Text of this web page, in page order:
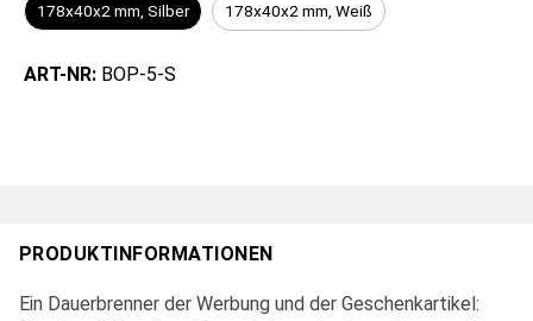
178x40x2 mm, Silber 178x40x2 mm, Weiß
ART-NR: BOP-5-S
PRODUKTINFORMATIONEN
Ein Dauerbrenner der Werbung und der Geschenkartikel: